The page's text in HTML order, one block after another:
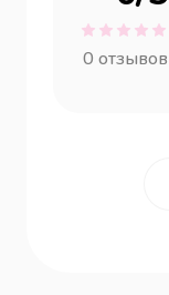
0 отзывов